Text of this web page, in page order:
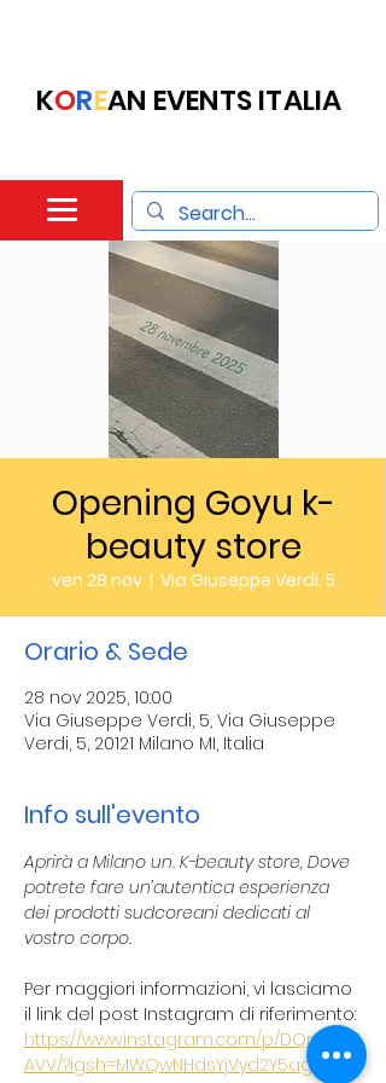
KOREAN EVENTS ITALIA
Opening Goyu k-
beauty store
ven 28 nov
  |
Via Giuseppe Verdi, 5
Orario & Sede
28 nov 2025, 10:00
Via Giuseppe Verdi, 5, Via Giuseppe
Verdi, 5, 20121 Milano MI, Italia
Info sull'evento
Aprirà a Milano un. K-beauty store, Dove
potrete fare un’autentica esperienza
dei prodotti sudcoreani dedicati al
vostro corpo.
Per maggiori informazioni, vi lasciamo
il link del post Instagram di riferimento:
https://www.instagram.com/p/DQrdZaPi
AVV/?igsh=MWQwNHdsYjVyd2Y5ag==